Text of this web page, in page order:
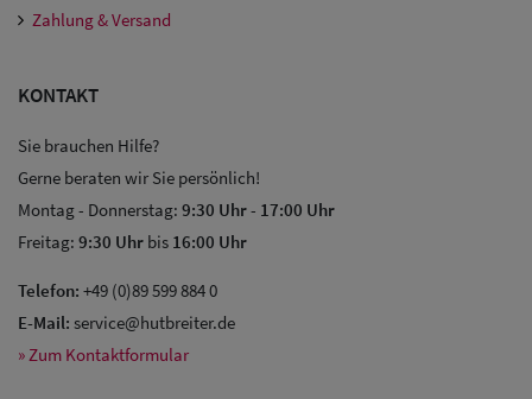
Sale: Caps
Sale:
Baseball
Caps
Zahlung & Versand
KONTAKT
Sie brauchen Hilfe?
Gerne beraten wir Sie persönlich!
Montag - Donnerstag: 9:30 Uhr- 17:00 Uhr
Freitag: 9:30 Uhr bis 16:00 Uhr
Telefon: +49 (0)89 599 884 0
E-Mail: service@hutbreiter.de
» Zum Kontaktformular